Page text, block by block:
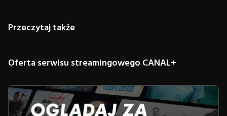
Przeczytaj także
Oferta serwisu streamingowego CANAL+